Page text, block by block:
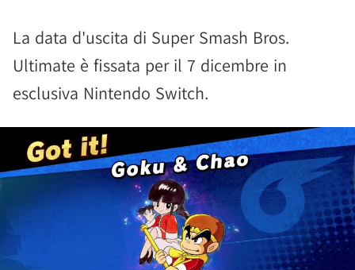
La data d'uscita di Super Smash Bros.
Ultimate è fissata per il 7 dicembre in
esclusiva Nintendo Switch.